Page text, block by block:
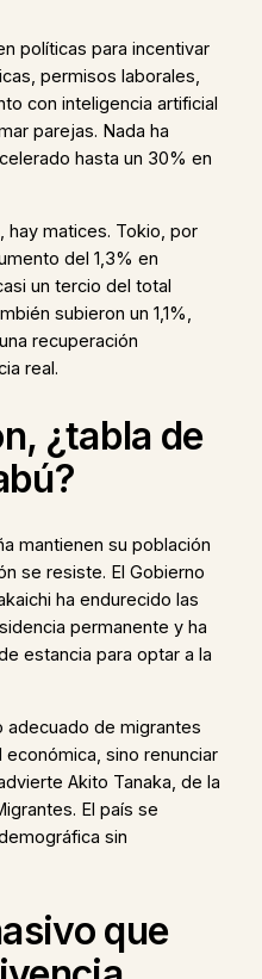
políticas para incentivar
permisos laborales,
con inteligencia artificial
parejas. Nada ha
hasta un 30% en
hay matices. Tokio, por
del 1,3% en
un tercio del total
subieron un 1,1%,
recuperación
real.
¿tabla de
mantienen su población
se resiste. El Gobierno
ha endurecido las
permanente y ha
estancia para optar a la
adecuado de migrantes
sino renunciar
Akito Tanaka, de la
El país se
sin
que